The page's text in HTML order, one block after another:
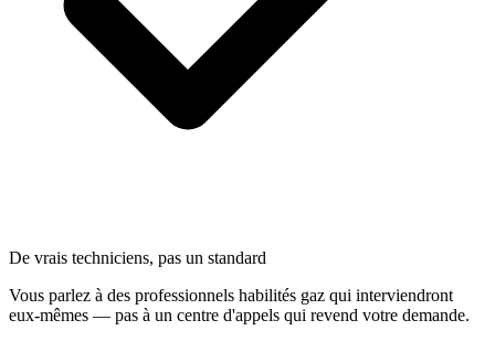
De vrais techniciens, pas un standard
Vous parlez à des professionnels habilités gaz qui interviendront
eux-mêmes — pas à un centre d'appels qui revend votre demande.